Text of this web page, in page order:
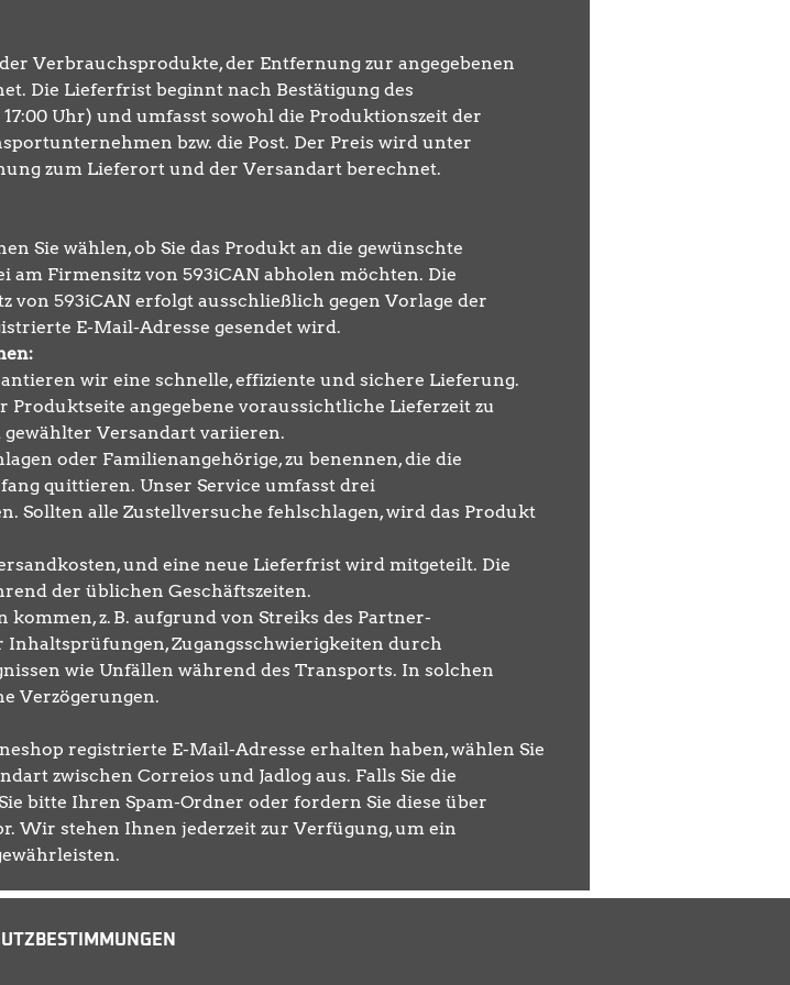
Verbrauchsprodukte, der Entfernung zur angegebenen
Die Lieferfrist beginnt nach Bestätigung des
Uhr) und umfasst sowohl die Produktionszeit der
bzw. die Post. Der Preis wird unter
zum Lieferort und der Versandart berechnet.
Sie wählen, ob Sie das Produkt an die gewünschte
am Firmensitz von 593iCAN abholen möchten. Die
593iCAN erfolgt ausschließlich gegen Vorlage der
E-Mail-Adresse gesendet wird.
wir eine schnelle, effiziente und sichere Lieferung.
angegebene voraussichtliche Lieferzeit zu
Versandart variieren.
oder Familienangehörige, zu benennen, die die
quittieren. Unser Service umfasst drei
Sollten alle Zustellversuche fehlschlagen, wird das Produkt
und eine neue Lieferfrist wird mitgeteilt. Die
der üblichen Geschäftszeiten.
z. B. aufgrund von Streiks des Partner-
Zugangsschwierigkeiten durch
wie Unfällen während des Transports. In solchen
Verzögerungen.
registrierte E-Mail-Adresse erhalten haben, wählen Sie
zwischen Correios und Jadlog aus. Falls Sie die
bitte Ihren Spam-Ordner oder fordern Sie diese über
Wir stehen Ihnen jederzeit zur Verfügung, um ein